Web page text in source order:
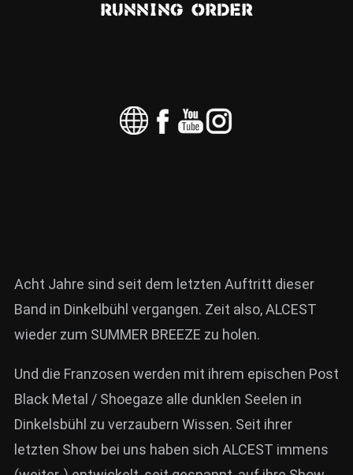
Rückblicke
Running Order
Acht Jahre sind seit dem letzten Auftritt dieser
Band in Dinkelbühl vergangen. Zeit also, ALCEST
wieder zum SUMMER BREEZE zu holen.
Und die Franzosen werden mit ihrem epischen Post
Black Metal / Shoegaze alle dunklen Seelen in
Dinkelsbühl zu verzaubern Wissen. Seit ihrer
letzten Show bei uns haben sich ALCEST immens